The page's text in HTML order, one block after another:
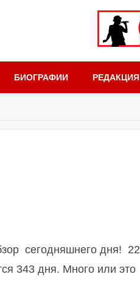
БИОГРАФИИ РЕДАКЦИЯ
сегодняшнего дня! 22
343 дня. Много или это